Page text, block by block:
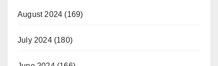
August 2024 (169)
July 2024(180)